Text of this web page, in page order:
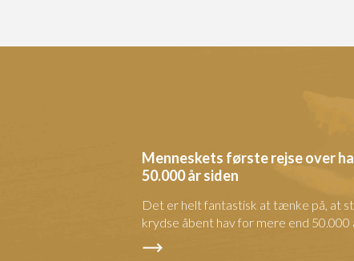
Menneskets første rejse over
50.000 år siden
Det er helt fantastisk at tænke på, at
krydse åbent hav for mere end 50.000